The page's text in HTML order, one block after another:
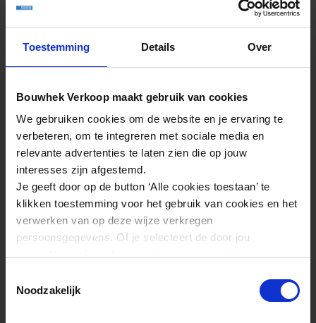
Toestemming Details Over
Bouwhek Verkoop maakt gebruik van cookies
We gebruiken cookies om de website en je ervaring te
verbeteren, om te integreren met sociale media en
relevante advertenties te laten zien die op jouw
interesses zijn afgestemd.
Je geeft door op de button ‘Alle cookies toestaan’ te
klikken toestemming voor het gebruik van cookies en het
verwerken van op deze wijze verkregen
persoonsgegevens. Of je selecteert de door jou
Noodzakelijk
Contactgegevens
Riddersmaweg 8
9291 NC, Kollum
info@bouwhek-verkoop.nl